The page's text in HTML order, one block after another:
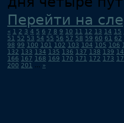
Перейти на
« 1 2 3 4 5 6 7 8 9 10 11 12 13 14 15
51 52 53 54 55 56 57 58 59 60 61 62
98 99 100 101 102 103 104 105 106
132 133 134 135 136 137 138 139
166 167 168 169 170 171 172 173
200 201 ... »